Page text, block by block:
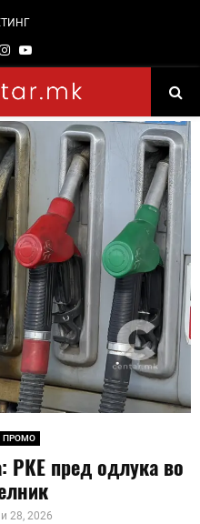
Instagram
Youtube
ПРОМО
РКЕ пред одлука во
28, 2026